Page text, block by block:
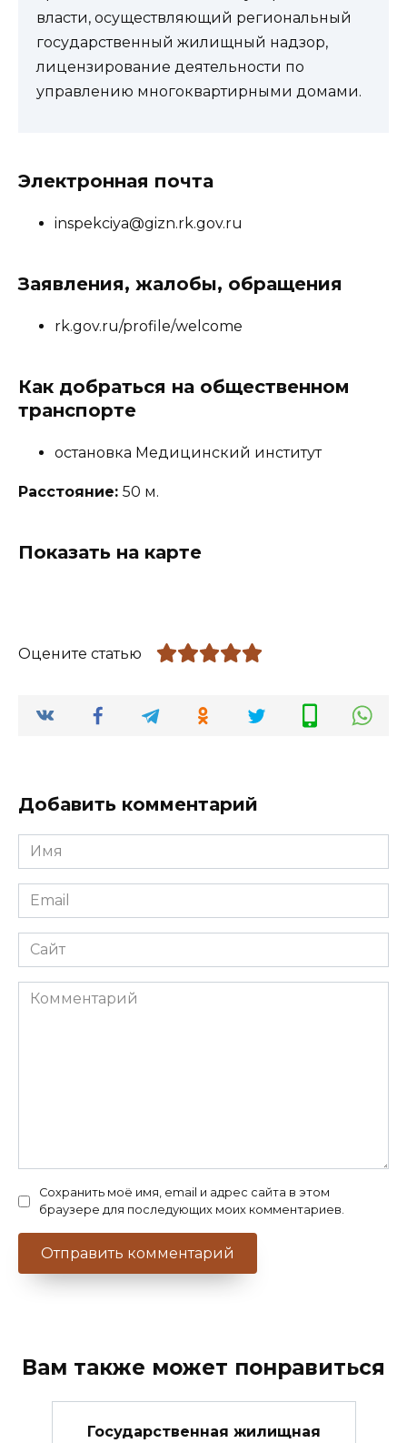
власти, осуществляющий региональный
государственный жилищный надзор,
лицензирование деятельности по
управлению многоквартирными домами.
Электронная почта
inspekciya@gizn.rk.gov.ru
Заявления, жалобы, обращения
rk.gov.ru/profile/welcome
Как добраться на общественном
транспорте
остановка Медицинский институт
Расстояние: 50 м.
Показать на карте
Оцените статью
Добавить комментарий
Имя
*
Email
*
Сайт
Комментарий
Сохранить моё имя, email и адрес сайта в этом
браузере для последующих моих комментариев.
Вам также может понравиться
Государственная жилищная